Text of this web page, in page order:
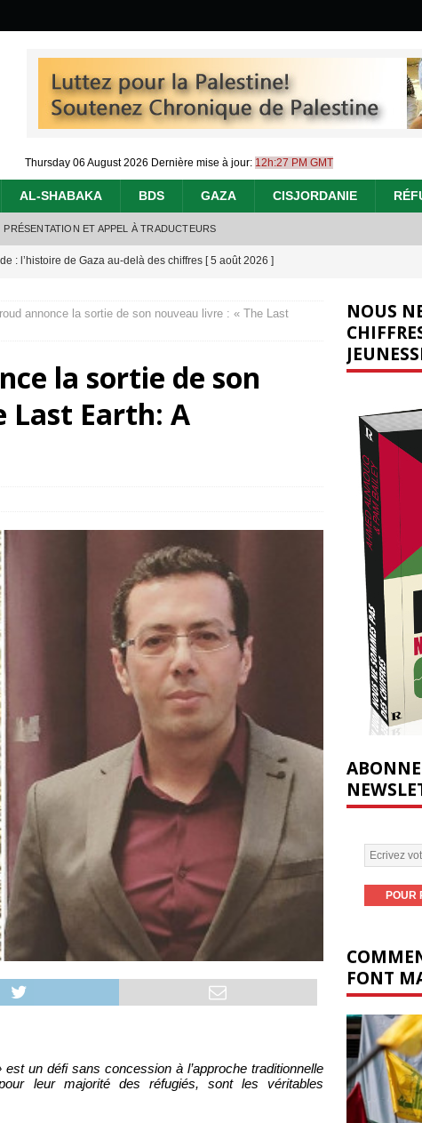
Thursday 06 August 2026 Dernière mise à jour: 12h:27 PM GMT
AL-SHABAKA BDS GAZA CISJORDANIE
PRÉSENTATION ET APPEL À TRADUCTEURS
: l’histoire de Gaza au-delà des chiffres [ 5 août 2026 ]
un « accord de paix » à Gaza, les Israéliens multiplie les
de la Cisjordanie comme d’une poubelle pour leurs déchets
]
« processus de paix » à Gaza et la propagande occidentale
annonce la sortie de son nouveau livre : « The Last
la sortie de son
Last Earth: A
un défi sans concession à l’approche traditionnelle
leur majorité des réfugiés, sont les véritables
NOUS
FONT